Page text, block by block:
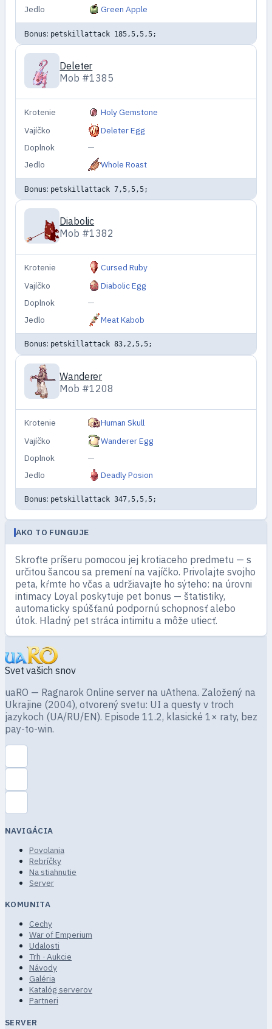
Jedlo
Green Apple
Bonus: petskillattack 185,5,5,5;
Deleter
Mob #1385
Krotenie
Holy Gemstone
Vajíčko
Deleter Egg
Doplnok
—
Jedlo
Whole Roast
Bonus: petskillattack 7,5,5,5;
Diabolic
Mob #1382
Krotenie
Cursed Ruby
Vajíčko
Diabolic Egg
Doplnok
—
Jedlo
Meat Kabob
Bonus: petskillattack 83,2,5,5;
Wanderer
Mob #1208
Krotenie
Human Skull
Vajíčko
Wanderer Egg
Doplnok
—
Jedlo
Deadly Posion
Bonus: petskillattack 347,5,5,5;
AKO TO FUNGUJE
Skroťte príšeru pomocou jej krotiaceho predmetu — s
určitou šancou sa premení na vajíčko. Privolajte svojho
peta, kŕmte ho včas a udržiavajte ho sýteho: na úrovni
intimacy Loyal poskytuje pet bonus — štatistiky,
automaticky spúšťanú podpornú schopnosť alebo
útok. Hladný pet stráca intimitu a môže utiecť.
Svet vašich snov
uaRO — Ragnarok Online server na uAthena. Založený na
Ukrajine (2004), otvorený svetu: UI a questy v troch
jazykoch (UA/RU/EN). Episode 11.2, klasické 1× raty, bez
pay-to-win.
NAVIGÁCIA
Povolania
Rebríčky
Na stiahnutie
Server
KOMUNITA
Cechy
War of Emperium
Udalosti
Trh · Aukcie
Návody
Galéria
Katalóg serverov
Partneri
SERVER